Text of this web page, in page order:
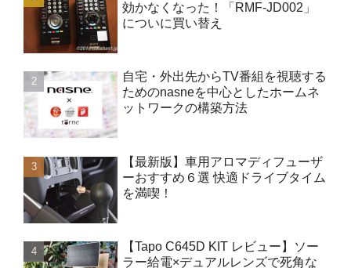
効かなくなった！「RMF-JD002」
についに買い替え
自宅・外出先からTV番組を視聴する
ためのnasneを中心としたホームネ
ットワークの構築方法
【最新版】車用アロマディフューザ
ーおすすめ６選 快適ドライブタイム
を満喫！
【Tapo C645D KIT レビュー】ソー
ラー給電×デュアルレンズで死角な